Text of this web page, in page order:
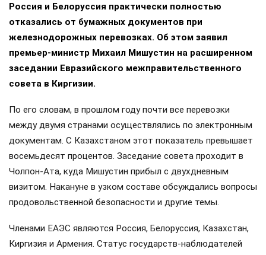
Россия и Белоруссия практически полностью
отказались от бумажных документов при
железнодорожных перевозках. Об этом заявил
премьер-министр Михаил Мишустин на расширенном
заседании Евразийского межправительственного
совета в Киргизии.
По его словам, в прошлом году почти все перевозки
между двумя странами осуществлялись по электронным
документам. С Казахстаном этот показатель превышает
восемьдесят процентов. Заседание совета проходит в
Чолпон-Ата, куда Мишустин прибыл с двухдневным
визитом. Накануне в узком составе обсуждались вопросы
продовольственной безопасности и другие темы.
Членами ЕАЭС являются Россия, Белоруссия, Казахстан,
Киргизия и Армения. Статус государств-наблюдателей